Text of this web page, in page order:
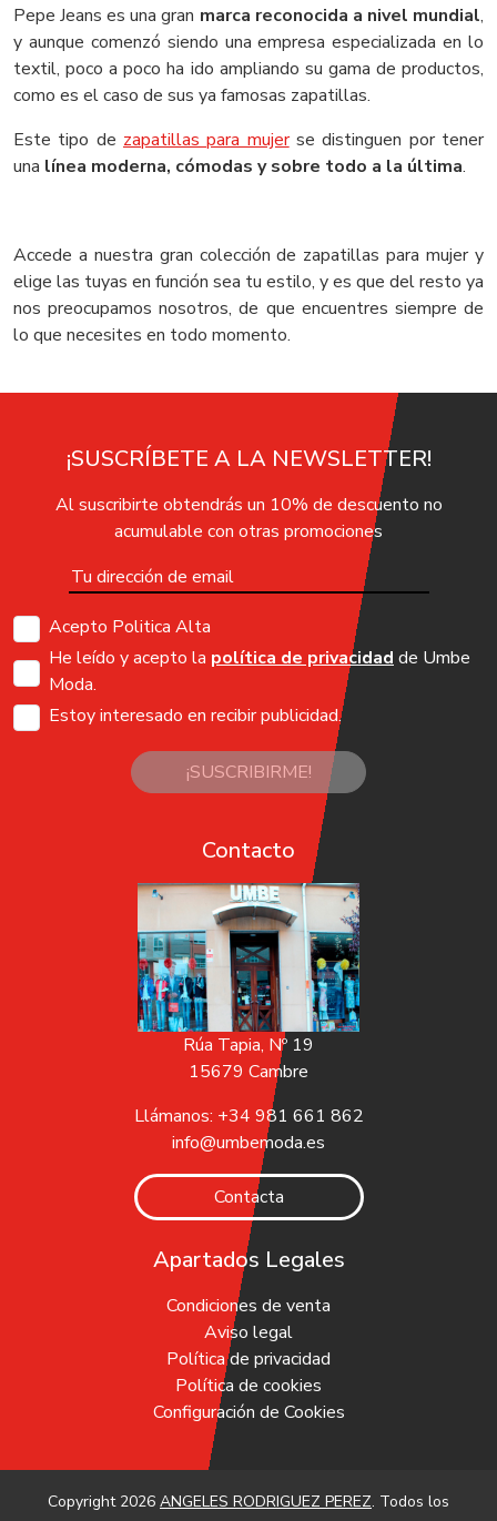
Pepe Jeans es una gran marca reconocida a nivel mundial,
y aunque comenzó siendo una empresa especializada en lo
textil, poco a poco ha ido ampliando su gama de productos,
como es el caso de sus ya famosas zapatillas.
Este tipo de zapatillas para mujerse distinguen por tener
una línea moderna, cómodas y sobre todo a la última.
Accede a nuestra gran colección de zapatillas para mujer y
elige las tuyas en función sea tu estilo, y es que del resto ya
nos preocupamos nosotros, de que encuentres siempre de
lo que necesites en todo momento.
¡SUSCRÍBETE A LA NEWSLETTER!
Al suscribirte obtendrás un 10% de descuento no
acumulable con otras promociones
Acepto Politica Alta
He leído y acepto la política de privacidad de Umbe
Moda.
Estoy interesado en recibir publicidad.
¡SUSCRIBIRME!
Contacto
Rúa Tapia, Nº 19
15679 Cambre
Llámanos: +34 981 661 862
info@umbemoda.es
Contacta
Apartados Legales
Condiciones de venta
Aviso legal
Política de privacidad
Política de cookies
Configuración de Cookies
Copyright 2026 ANGELES RODRIGUEZ PEREZ. Todos los